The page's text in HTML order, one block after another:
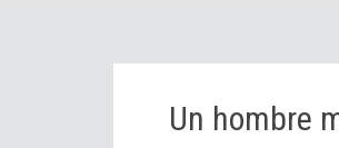
Un hombre